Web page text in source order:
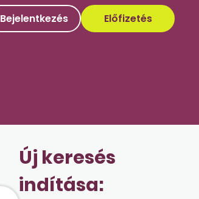
Bejelentkezés Előfizetés
Új keresés
indítása: